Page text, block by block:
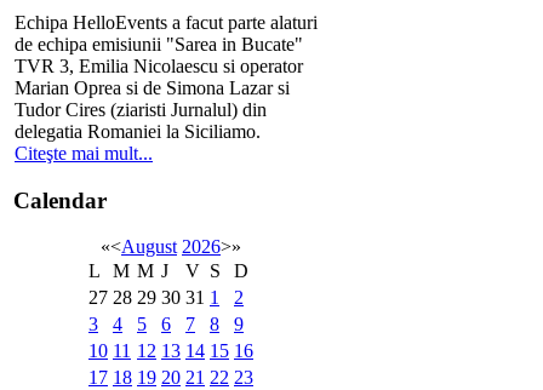
Echipa HelloEvents a facut parte alaturi
de echipa emisiunii "Sarea in Bucate"
TVR 3, Emilia Nicolaescu si operator
Marian Oprea si de Simona Lazar si
Tudor Cires (ziaristi Jurnalul) din
delegatia Romaniei la Siciliamo.
Citeşte mai mult...
Calendar
«<August 2026>»
L
M M J V S
D
27 28 29 30 31 1
2
3
4 5 6 7 8
9
10 11 12 13 14 15 16
17 18 19 20 21 22 23